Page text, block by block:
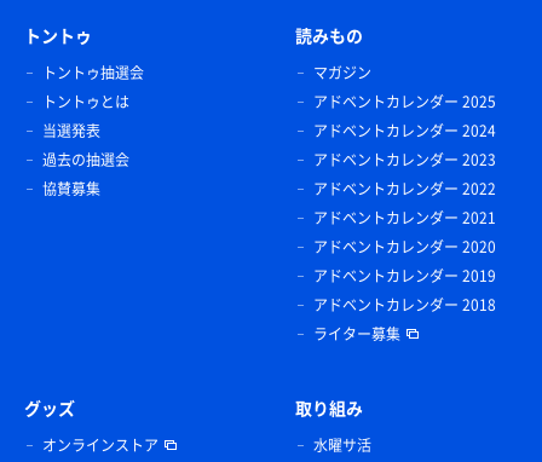
トントゥ
トントゥ抽選会
トントゥとは
当選発表
過去の抽選会
協賛募集
読みもの
マガジン
アドベントカレンダー 2025
アドベントカレンダー 2024
アドベントカレンダー 2023
アドベントカレンダー 2022
アドベントカレンダー 2021
アドベントカレンダー 2020
アドベントカレンダー 2019
アドベントカレンダー 2018
ライター募集
グッズ
オンラインストア
取り組み
水曜サ活